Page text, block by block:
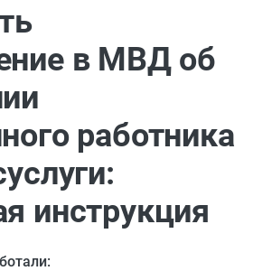
в МВД об
работника
инструкция